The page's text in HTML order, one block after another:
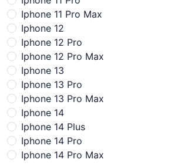
Iphone 11 Pro Max
Iphone 12
Iphone 12 Pro
Iphone 12 Pro Max
Iphone 13
Iphone 13 Pro
Iphone 13 Pro Max
Iphone 14
Iphone 14 Plus
Iphone 14 Pro
Iphone 14 Pro Max